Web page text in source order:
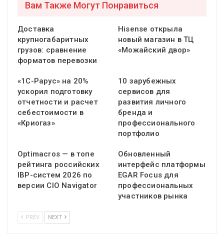
Вам Также Могут Понравиться
Доставка
крупногабаритных
грузов: сравнение
форматов перевозки
Hisense открыла
новый магазин в ТЦ
«Можайский двор»
«1С-Рарус» на 20%
ускорил подготовку
отчетности и расчет
себестоимости в
«Криогаз»
10 зарубежных
сервисов для
развития личного
бренда и
профессионального
портфолио
Optimacros — в топе
рейтинга российских
IBP-систем 2026 по
версии CIO Navigator
Обновленный
интерфейс платформы
EGAR Focus для
профессиональных
участников рынка
PREV NEXT